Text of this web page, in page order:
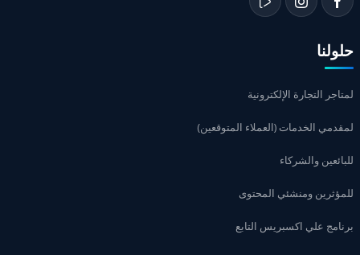
حلولنا
لمتاجر التجارة الإلكترونية
لمقدمي الخدمات (العملاء المتوقعين)
للبائعين والشركاء
للمؤثرين ومنشئي المحتوى
برنامج علي اكسبريس التابع